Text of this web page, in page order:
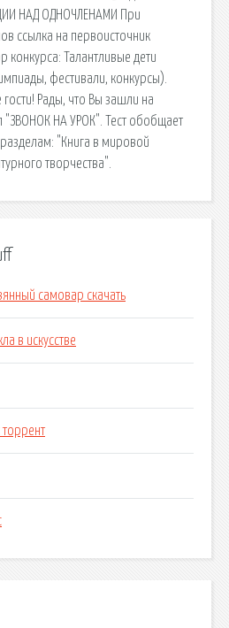
НАД ОДНОЧЛЕНАМИ При
ссылка на первоисточник
конкурса: Талантливые дети
фестивали, конкурсы).
Рады, что Вы зашли на
"ЗВОНОК НА УРОК". Тест обобщает
"Книга в мировой
творчества".
самовар скачать
в искусстве